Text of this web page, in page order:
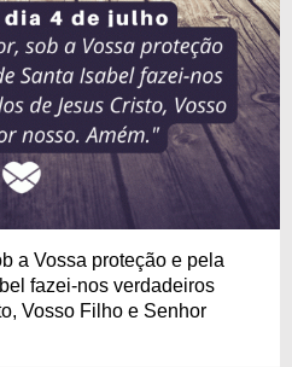
a Vossa proteção e pela
fazei-nos verdadeiros
Vosso Filho e Senhor